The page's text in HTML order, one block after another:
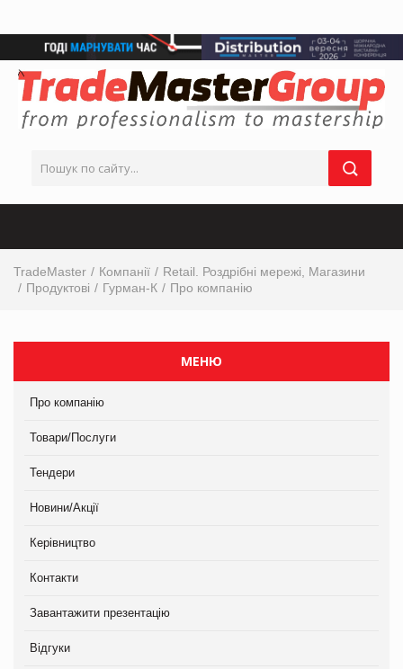
TradeMaster Компанії
Retail. Роздрібні мережі, Магазини
Продуктові
Гурман-К Про компанію
МЕНЮ
Про компанію
Товари/Послуги
Тендери
Новини/Акції
Керівництво
Контакти
Завантажити презентацію
Відгуки